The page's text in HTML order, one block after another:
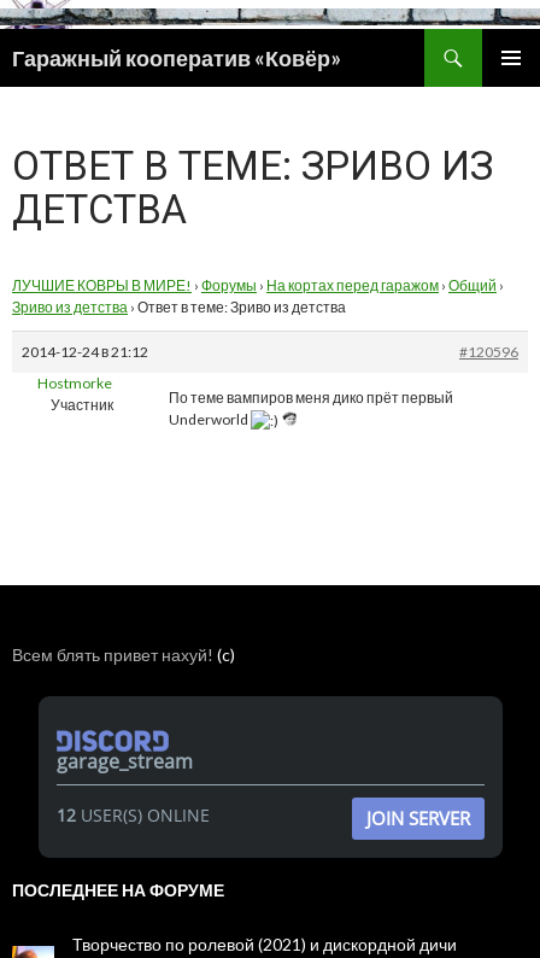
Гаражный кооператив «Ковёр»
ПЕРЕЙТИ
ОТВЕТ В ТЕМЕ: ЗРИВО ИЗ
ДЕТСТВА
ЛУЧШИЕ КОВРЫ В МИРЕ! › Форумы › На кортах перед гаражом › Общий ›
Зриво из детства › Ответ в теме: Зриво из детства
2014-12-24 в 21:12
#120596
Hostmorke
Участник
По теме вампиров меня дико прёт первый
Underworld
Всем блять привет нахуй! (c)
garage_stream
12USER(S) ONLINE JOIN SERVER
ПОСЛЕДНЕЕ НА ФОРУМЕ
Творчество по ролевой (2021) и дискордной дичи